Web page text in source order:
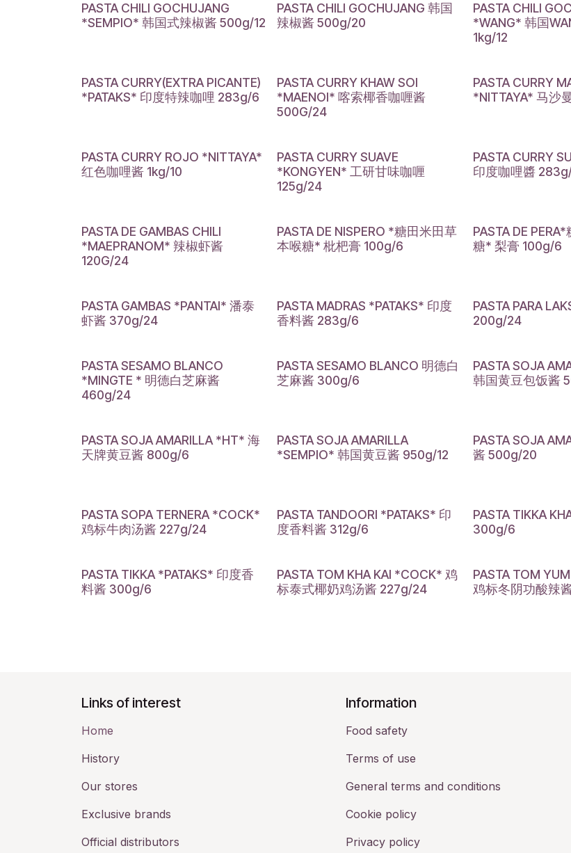
PASTA CHILI GOCHUJANG
*SEMPIO* 韩国式辣椒酱 500g/12
PASTA CHILI GOCHUJANG 韩国
辣椒酱 500g/20
PASTA CHILI
*WANG* 韩国
1kg/12
PASTA CURRY(EXTRA PICANTE)
*PATAKS* 印度特辣咖哩 283g/6
PASTA CURRY KHAW SOI
*MAENOI* 喀索椰香咖喱酱
500G/24
PASTA CURRY
*NITTAYA* 马沙
PASTA CURRY ROJO *NITTAYA*
红色咖哩酱 1kg/10
PASTA CURRY SUAVE
*KONGYEN* 工研甘味咖喱
125g/24
PASTA CURRY
印度咖哩醬
PASTA DE GAMBAS CHILI
*MAEPRANOM* 辣椒虾酱
120G/24
PASTA DE NISPERO *糖田米田草
本喉糖* 枇杷膏 100g/6
PASTA DE
糖* 梨膏 100g/6
PASTA GAMBAS *PANTAI* 潘泰
虾酱 370g/24
PASTA MADRAS *PATAKS* 印度
香料酱 283g/6
PASTA PARA
200g/24
PASTA SESAMO BLANCO
*MINGTE * 明德白芝麻酱
460g/24
PASTA SESAMO BLANCO 明德白
芝麻酱 300g/6
PASTA SOJA
韩国黄豆包饭酱
PASTA SOJA AMARILLA *HT* 海
天牌黄豆酱 800g/6
PASTA SOJA AMARILLA
*SEMPIO* 韩国黄豆酱 950g/12
PASTA SOJA
酱 500g/20
PASTA SOPA TERNERA *COCK*
鸡标牛肉汤酱 227g/24
PASTA TANDOORI *PATAKS* 印
度香料酱 312g/6
PASTA TIKKA
300g/6
PASTA TIKKA *PATAKS* 印度香
料酱 300g/6
PASTA TOM KHA KAI *COCK* 鸡
标泰式椰奶鸡汤酱 227g/24
PASTA TOM
鸡标冬阴功酸辣
Links of interest
Home
History​
Our stores
Exclusive brands
Official distributors
​Information
Food safety
Terms of use
General terms and conditions
Cookie policy
Privacy policy